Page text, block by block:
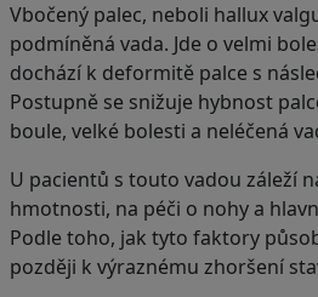
Vbočený palec, neboli hallux
podmíněná vada. Jde o velmi
dochází k deformitě palce s
Postupně se snižuje hybnost
boule, velké bolesti a neléčená
U pacientů s touto vadou záleží
hmotnosti, na péči o nohy a
Podle toho, jak tyto faktory
později k výraznému zhoršení